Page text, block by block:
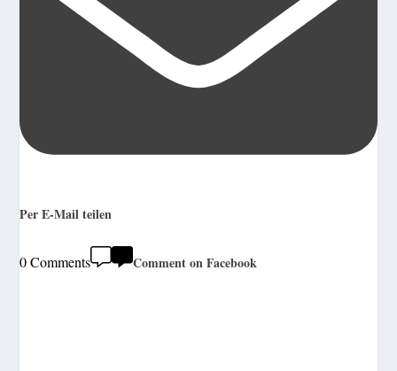
Per E-Mail teilen
0 Comments Comment on Facebook